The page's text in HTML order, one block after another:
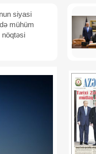
siyasi
mühüm
nöqtəsi